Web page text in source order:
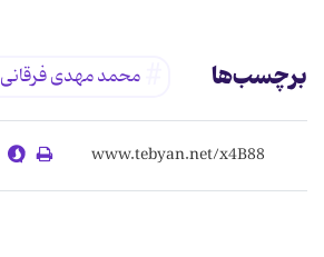
برچسب‌ها محمد مهدی فرقانی